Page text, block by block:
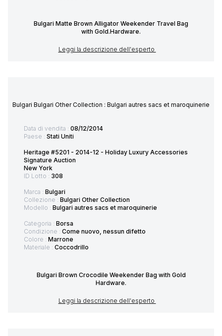
Bulgari Matte Brown Alligator Weekender Travel Bag
with Gold.Hardware.
Leggi la descrizione dell'esperto
Bulgari Bulgari Other Collection : Bulgari autres sacs et maroquinerie
Data di vendita : 08/12/2014
Paese : Stati Uniti
Heritage #5201 - 2014-12 - Holiday Luxury Accessories
Signature Auction
New York
ID Lotto : 308
Marca : Bulgari
Collezione : Bulgari Other Collection
Modello : Bulgari autres sacs et maroquinerie
Categoria : Borsa
Condizione : Come nuovo, nessun difetto
Colore : Marrone
Materiale : Coccodrillo
Bulgari Brown Crocodile Weekender Bag with Gold
Hardware.
Leggi la descrizione dell'esperto